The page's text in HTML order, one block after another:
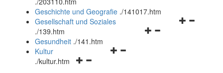
und
schließen
Geschichte und Geografie ./141017.htm
Navigationsmenü
Gesellschaft und Soziales
./139.htm
Navigationsmenü
Gesundheit ./141.htm
Navigationsmenü
Kultur
./kultur.htm